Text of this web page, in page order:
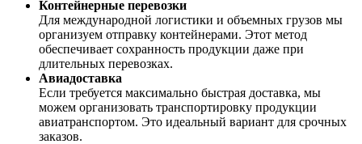
Контейнерные перевозки
Для международной логистики и объемных грузов мы
организуем отправку контейнерами. Этот метод
обеспечивает сохранность продукции даже при
длительных перевозках.
Авиадоставка
Если требуется максимально быстрая доставка, мы
можем организовать транспортировку продукции
авиатранспортом. Это идеальный вариант для срочных
заказов.